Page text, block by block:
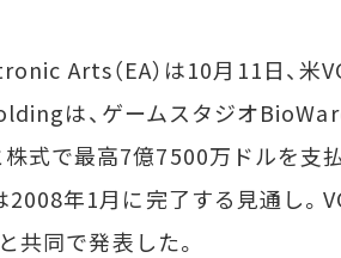
Arts（EA）は10月11日、
は、ゲームスタジオ
株式で最高7億7500万ドルを支
2008年1月に完了する見通し
共同で発表した。